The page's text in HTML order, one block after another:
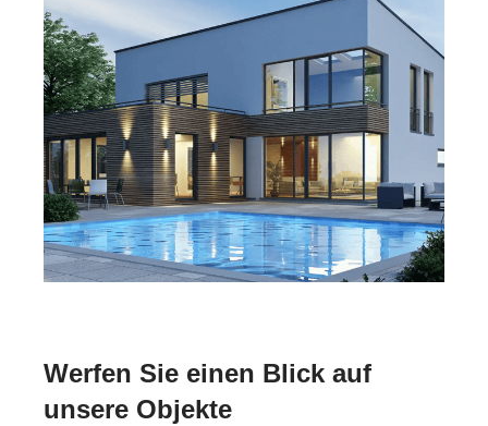
Werfen Sie einen Blick auf
unsere Objekte